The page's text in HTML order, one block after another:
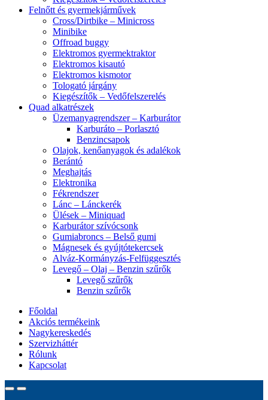
Felnőtt és gyermekjárművek
Cross/Dirtbike – Minicross
Minibike
Offroad buggy
Elektromos gyermektraktor
Elektromos kisautó
Elektromos kismotor
Tologató járgány
Kiegészítők – Vedőfelszerelés
Quad alkatrészek
Üzemanyagrendszer – Karburátor
Karburáto – Porlasztó
Benzincsapok
Olajok, kenőanyagok és adalékok
Berántó
Meghajtás
Elektronika
Fékrendszer
Lánc – Lánckerék
Ülések – Miniquad
Karburátor szívócsonk
Gumiabroncs – Belső gumi
Mágnesek és gyújtótekercsek
Alváz-Kormányzás-Felfüggesztés
Levegő – Olaj – Benzin szűrők
Levegő szűrők
Benzin szűrők
Főoldal
Akciós termékeink
Nagykereskedés
Szervizháttér
Rólunk
Kapcsolat